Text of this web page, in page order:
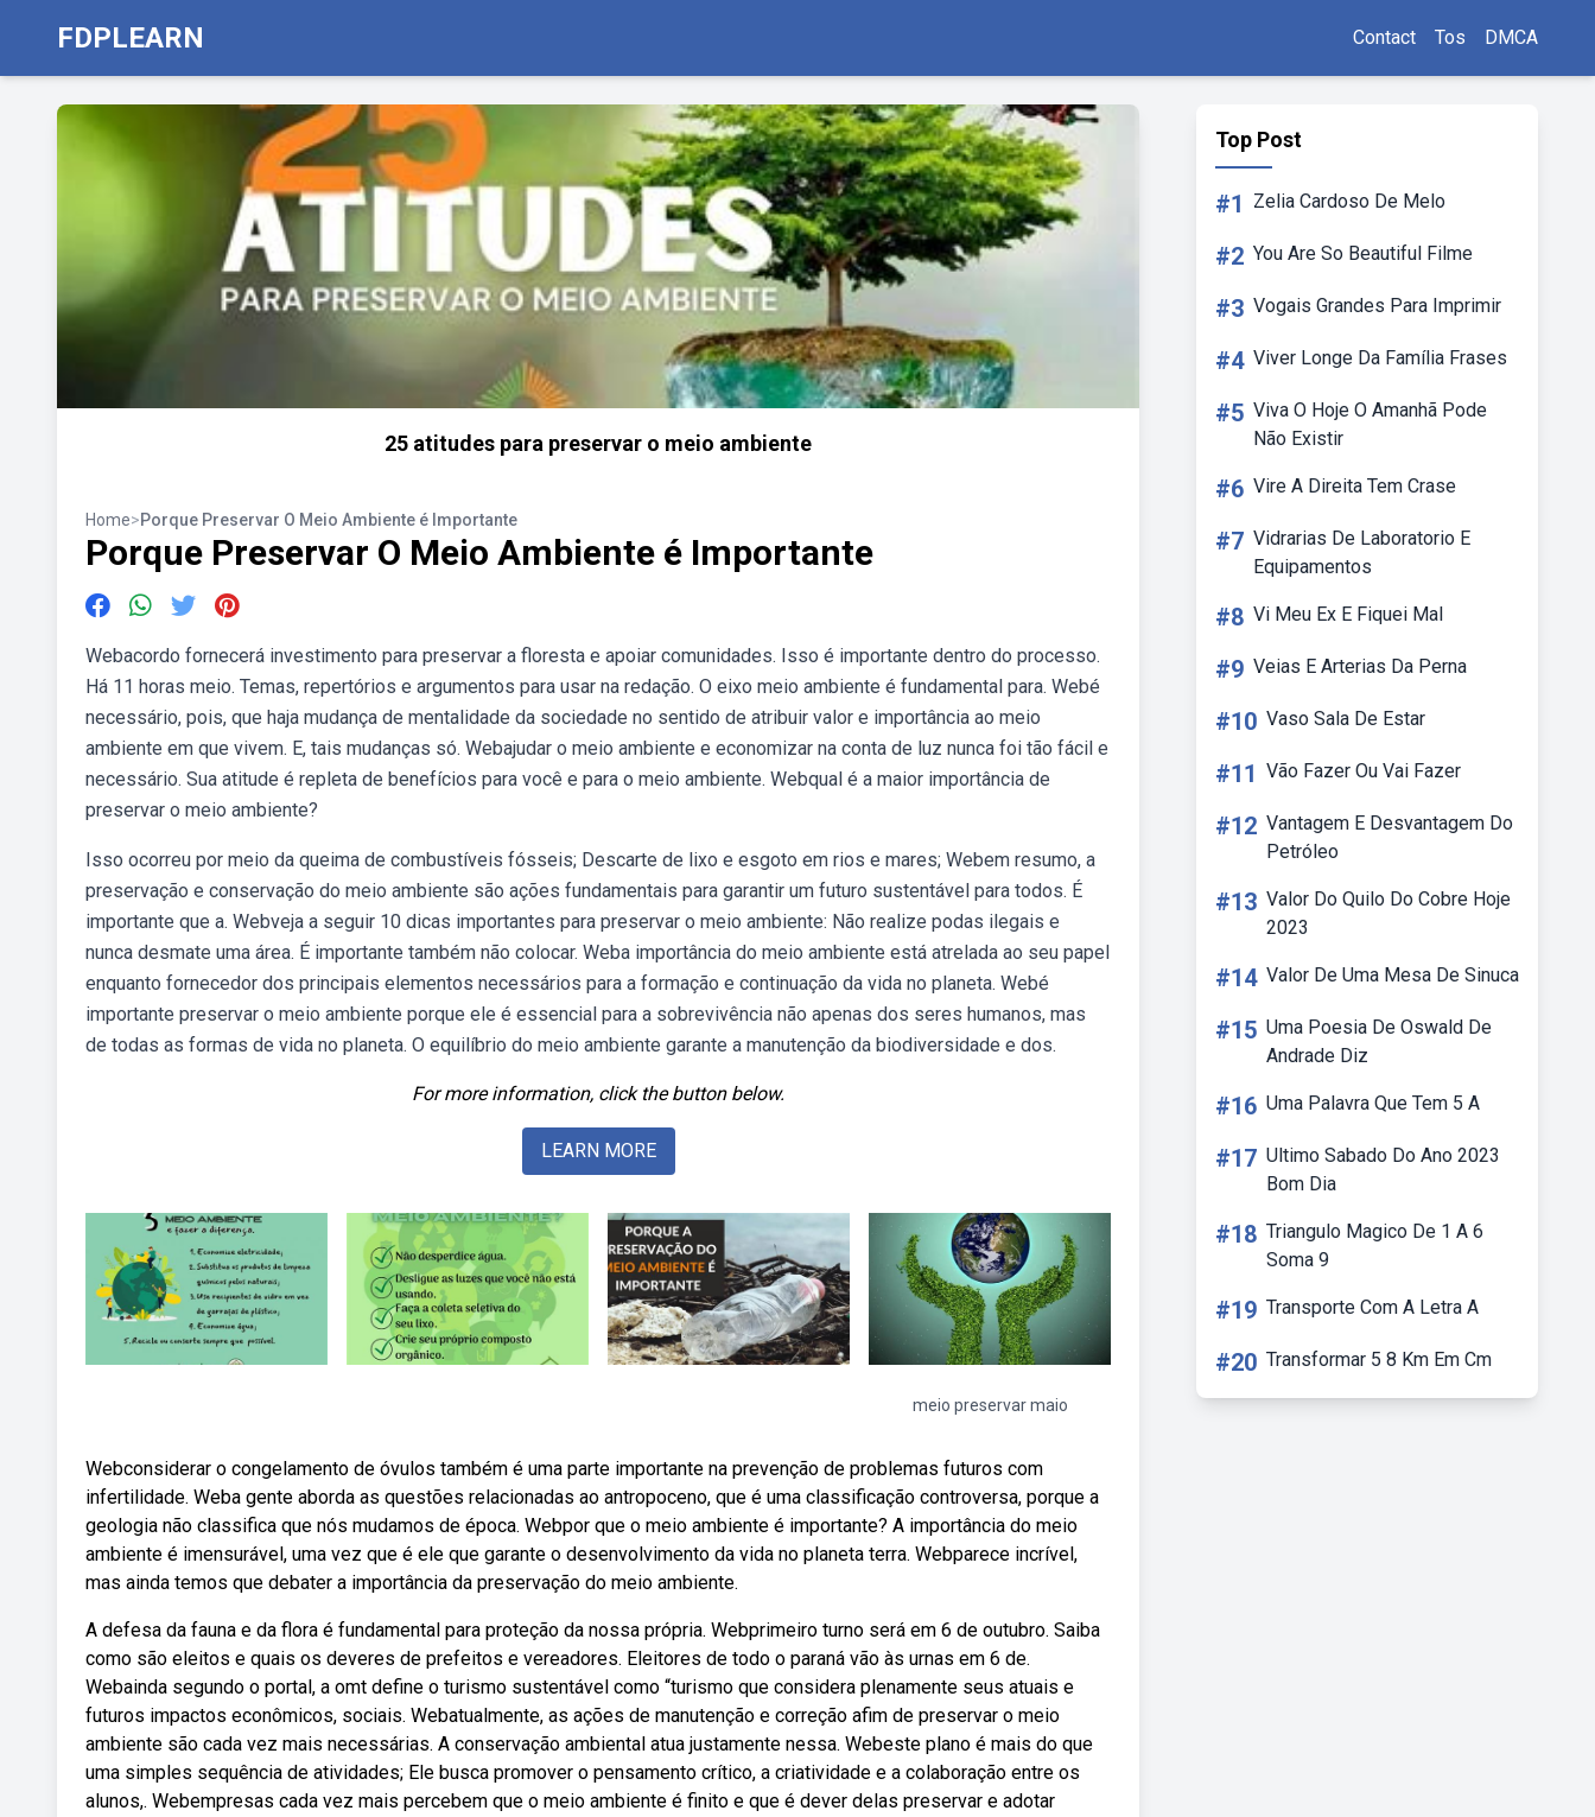
FDPLEARN Contact Tos DMCA
25 atitudes para preservar o meio ambiente
Home>Porque Preservar O Meio Ambiente é Importante
Porque Preservar O Meio Ambiente é Importante
Webacordo fornecerá investimento para preservar a floresta e apoiar comunidades. Isso é importante dentro do processo.
Há 11 horas meio. Temas, repertórios e argumentos para usar na redação. O eixo meio ambiente é fundamental para. Webé
necessário, pois, que haja mudança de mentalidade da sociedade no sentido de atribuir valor e importância ao meio
ambiente em que vivem. E, tais mudanças só. Webajudar o meio ambiente e economizar na conta de luz nunca foi tão fácil e
necessário. Sua atitude é repleta de benefícios para você e para o meio ambiente. Webqual é a maior importância de
preservar o meio ambiente?
Isso ocorreu por meio da queima de combustíveis fósseis; Descarte de lixo e esgoto em rios e mares; Webem resumo, a
preservação e conservação do meio ambiente são ações fundamentais para garantir um futuro sustentável para todos. É
importante que a. Webveja a seguir 10 dicas importantes para preservar o meio ambiente: Não realize podas ilegais e
nunca desmate uma área. É importante também não colocar. Weba importância do meio ambiente está atrelada ao seu papel
enquanto fornecedor dos principais elementos necessários para a formação e continuação da vida no planeta. Webé
importante preservar o meio ambiente porque ele é essencial para a sobrevivência não apenas dos seres humanos, mas
de todas as formas de vida no planeta. O equilíbrio do meio ambiente garante a manutenção da biodiversidade e dos.
For more information, click the button below.
LEARN MORE
meio preservar maio
Webconsiderar o congelamento de óvulos também é uma parte importante na prevenção de problemas futuros com
infertilidade. Weba gente aborda as questões relacionadas ao antropoceno, que é uma classificação controversa, porque a
geologia não classifica que nós mudamos de época. Webpor que o meio ambiente é importante? A importância do meio
ambiente é imensurável, uma vez que é ele que garante o desenvolvimento da vida no planeta terra. Webparece incrível,
mas ainda temos que debater a importância da preservação do meio ambiente.
A defesa da fauna e da flora é fundamental para proteção da nossa própria. Webprimeiro turno será em 6 de outubro. Saiba
como são eleitos e quais os deveres de prefeitos e vereadores. Eleitores de todo o paraná vão às urnas em 6 de.
Webainda segundo o portal, a omt define o turismo sustentável como “turismo que considera plenamente seus atuais e
futuros impactos econômicos, sociais. Webatualmente, as ações de manutenção e correção afim de preservar o meio
ambiente são cada vez mais necessárias. A conservação ambiental atua justamente nessa. Webeste plano é mais do que
uma simples sequência de atividades; Ele busca promover o pensamento crítico, a criatividade e a colaboração entre os
alunos,. Webempresas cada vez mais percebem que o meio ambiente é finito e que é dever delas preservar e adotar
Top Post
#1 Zelia Cardoso De Melo
#2 You Are So Beautiful Filme
#3 Vogais Grandes Para Imprimir
#4 Viver Longe Da Família Frases
#5 Viva O Hoje O Amanhã Pode
Não Existir
#6 Vire A Direita Tem Crase
#7 Vidrarias De Laboratorio E
Equipamentos
#8 Vi Meu Ex E Fiquei Mal
#9 Veias E Arterias Da Perna
#10 Vaso Sala De Estar
#11 Vão Fazer Ou Vai Fazer
#12 Vantagem E Desvantagem Do
Petróleo
#13 Valor Do Quilo Do Cobre Hoje
2023
#14 Valor De Uma Mesa De Sinuca
#15 Uma Poesia De Oswald De
Andrade Diz
#16 Uma Palavra Que Tem 5 A
#17 Ultimo Sabado Do Ano 2023
Bom Dia
#18 Triangulo Magico De 1 A 6
Soma 9
#19 Transporte Com A Letra A
#20 Transformar 5 8 Km Em Cm